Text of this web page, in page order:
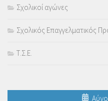
Σχολικοί αγώνες
Σχολικός Επαγγελματικός
Τ.Σ.Ε.